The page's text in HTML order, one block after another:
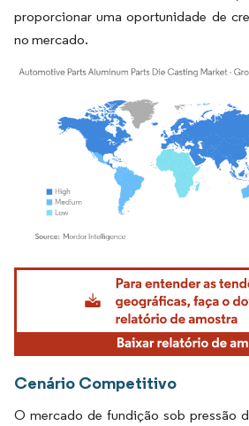
proporcionar uma oportunidade de
no mercado.
Imagem © Mordor Intelligence. O reuso requer
Cenário Competitivo
O mercado de fundição sob pressão